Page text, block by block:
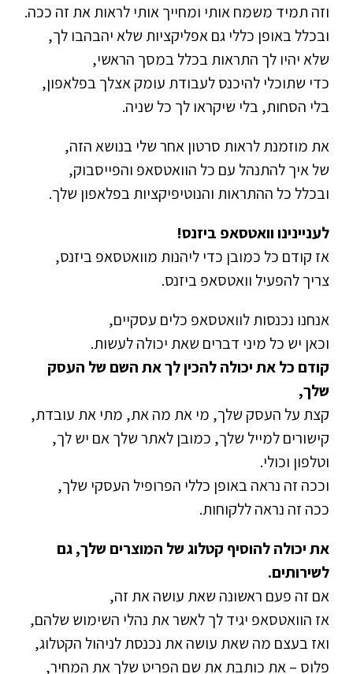
וזה תמיד משמח אותי ומחייך אותי לראות את זה ככה.
ובכלל באופן כללי גם אפליקציות שלא יהבהבו לך,
שלא יהיו לך התראות בכלל במסך הראשי,
כדי שתוכלי להיכנס לעבודת עומק אצלך בפלאפון,
בלי הסחות, בלי שיקראו לך כל שניה.
את מוזמנת לראות סרטון אחר שלי בנושא הזה,
של איך להתנהל עם כל הוואטסאפ והפייסבוק,
ובכלל כל ההתראות והנוטיפיקציות בפלאפון שלך.
לעניינינו וואטסאפ ביזנס!
אז קודם כל כמובן כדי ליהנות מוואטסאפ ביזנס,
צריך להפעיל וואטסאפ ביזנס.
אנחנו נכנסות לוואטסאפ כלים עסקיים,
וכאן יש כל מיני דברים שאת יכולה לעשות.
קודם כל את יכולה להכין לך את השם של העסק
שלך,
קצת על העסק שלך, מי את מה את, מתי את עובדת,
קישורים למייל שלך, כמובן לאתר שלך אם יש לך,
וטלפון וכולי.
וככה זה נראה באופן כללי הפרופיל העסקי שלך,
ככה זה נראה ללקוחות.
את יכולה להוסיף קטלוג של המוצרים שלך, גם
לשירותים.
אם זה פעם ראשונה שאת עושה את זה,
אז הוואטסאפ יגיד לך לאשר את נהלי השימוש שלהם,
ואז בעצם מה שאת עושה את נכנסת לניהול הקטלוג,
פלוס – את כותבת את שם הפריט שלך את המחיר,